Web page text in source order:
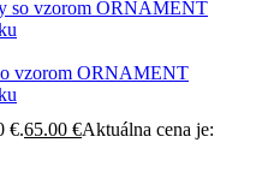
vzorom ORNAMENT
€.65.00 €Aktuálna cena je: